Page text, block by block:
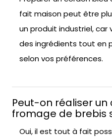
fait maison peut être
un produit industriel, car
des ingrédients tout en
selon vos préférences.
Peut-on réaliser
fromage de brebis
Oui, il est tout à fait